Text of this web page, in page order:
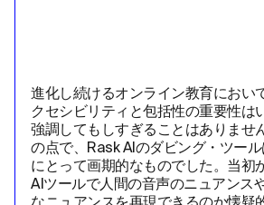
進化し続けるオンライン教育におい
クセシビリティと包括性の重要性は
強調してもしすぎることはありませ
の点で、Rask AIのダビング・ツー
にとって画期的なものでした。当初
AIツールで人間の音声のニュアンス
なニュアンスを再現できるのか懐疑